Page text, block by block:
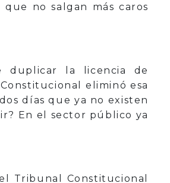
que no salgan más caros
duplicar la licencia de
eliminó esa
días que ya no existen
En el sector público ya
Tribunal Constitucional